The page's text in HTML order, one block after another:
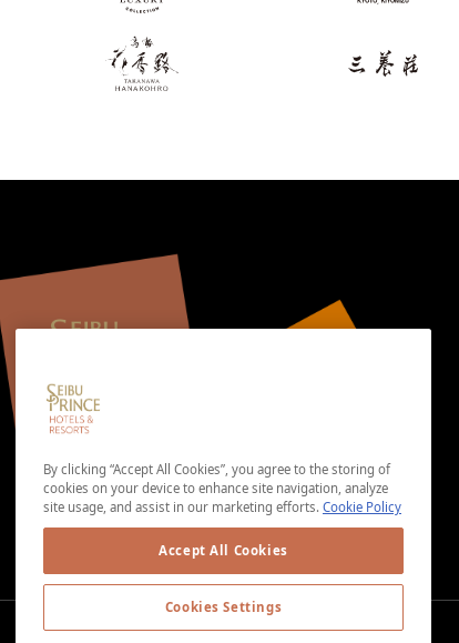
By clicking “Accept All Cookies”, you agree to the storing of
cookies on your device to enhance site navigation, analyze
site usage, and assist in our marketing efforts. Cookie Policy
Accept All Cookies
Cookies Settings